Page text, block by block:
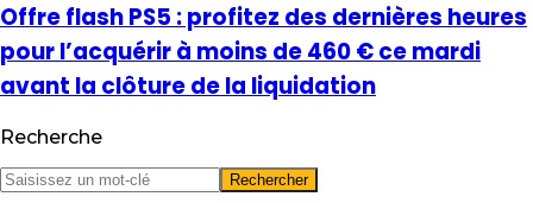
Offre flash PS5 : profitez des dernières heures
pour l’acquérir à moins de 460 € ce mardi
avant la clôture de la liquidation
Recherche